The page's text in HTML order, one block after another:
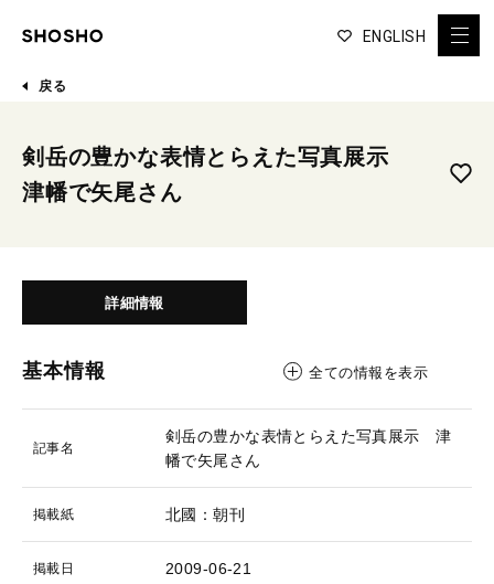
ENGLISH
戻る
剣岳の豊かな表情とらえた写真展示
津幡で矢尾さん
詳細情報
基本情報 全ての情報を表示
記事名
剣岳の豊かな表情とらえた写真展示 津
幡で矢尾さん
掲載紙 北國：朝刊
掲載日 2009-06-21